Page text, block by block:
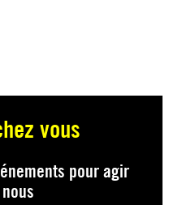
vous
pour agir